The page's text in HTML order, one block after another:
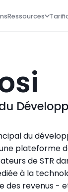
Ressources
du
plateforme
de STR
à la
des revenus -